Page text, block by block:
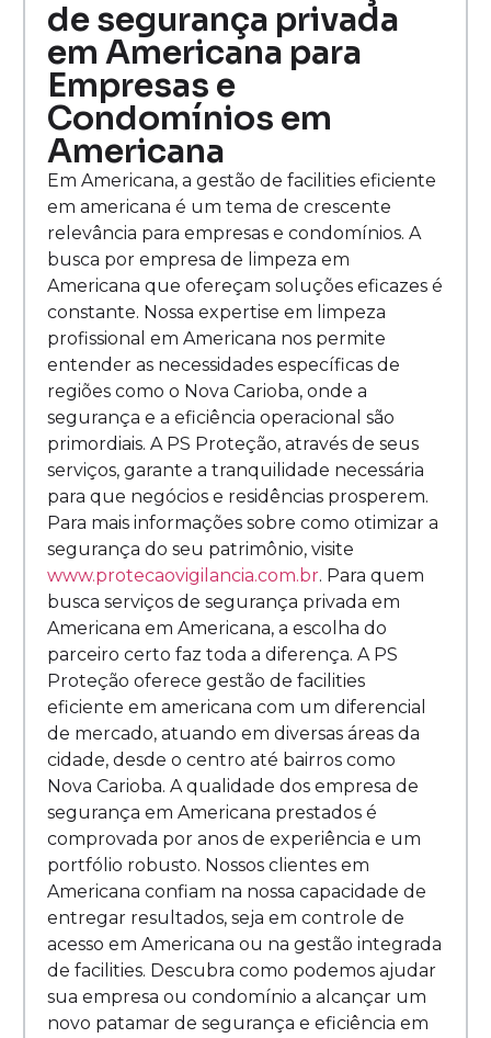
de segurança privada
em Americana para
Empresas e
Condomínios em
Americana
Em Americana, a gestão de facilities eficiente
em americana é um tema de crescente
relevância para empresas e condomínios. A
busca por empresa de limpeza em
Americana que ofereçam soluções eficazes é
constante. Nossa expertise em limpeza
profissional em Americana nos permite
entender as necessidades específicas de
regiões como o Nova Carioba, onde a
segurança e a eficiência operacional são
primordiais. A PS Proteção, através de seus
serviços, garante a tranquilidade necessária
para que negócios e residências prosperem.
Para mais informações sobre como otimizar a
segurança do seu patrimônio, visite
www.protecaovigilancia.com.br. Para quem
busca serviços de segurança privada em
Americana em Americana, a escolha do
parceiro certo faz toda a diferença. A PS
Proteção oferece gestão de facilities
eficiente em americana com um diferencial
de mercado, atuando em diversas áreas da
cidade, desde o centro até bairros como
Nova Carioba. A qualidade dos empresa de
segurança em Americana prestados é
comprovada por anos de experiência e um
portfólio robusto. Nossos clientes em
Americana confiam na nossa capacidade de
entregar resultados, seja em controle de
acesso em Americana ou na gestão integrada
de facilities. Descubra como podemos ajudar
sua empresa ou condomínio a alcançar um
novo patamar de segurança e eficiência em